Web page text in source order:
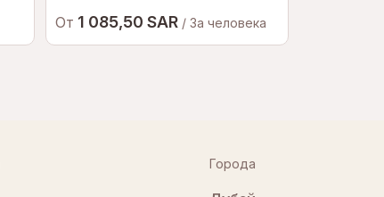
От 1 085,50 SAR / За человека
Города